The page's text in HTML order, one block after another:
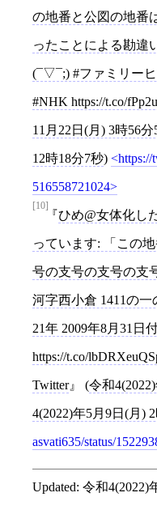
の地番と公図の地番
ったことによる勘違
(¯▽¯;) #ファミリー
#NHK https://t.co/
11月22日(月) 3時56分
12時18分7秒) https://
516558721024
[10]
ひめ@女体化し
っています: 「この
号の支号の支号の支
河字西小倉 1411の
21年 2009年8月31日
https://t.co/
Twitter (令和
4(2022)年5月9日(月)
asvati635/status/
Updated: 令和4(2022)